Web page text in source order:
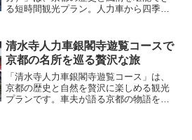
る短時間観光プラン。人力車から四季
をチェック！
清水寺人力車銀閣寺遊覧コースで
京都の名所を巡る贅沢な旅
「清水寺人力車銀閣寺遊覧コース」は、
京都の歴史と自然を贅沢に楽しめる観光
プランです。車夫が語る京都の物語を聞